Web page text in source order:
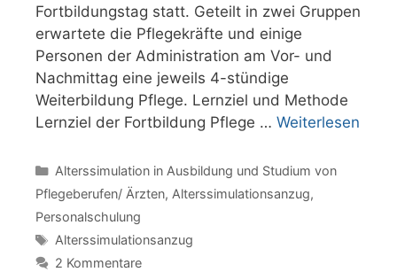
Fortbildungstag statt. Geteilt in zwei Gruppen
erwartete die Pflegekräfte und einige
Personen der Administration am Vor- und
Nachmittag eine jeweils 4-stündige
Weiterbildung Pflege. Lernziel und Methode
Lernziel der Fortbildung Pflege … Weiterlesen
Kategorien
Alterssimulation in Ausbildung und Studium von
Pflegeberufen/ Ärzten, Alterssimulationsanzug,
Personalschulung
Schlagwörter
Alterssimulationsanzug
2 Kommentare